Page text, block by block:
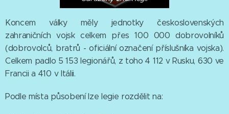
Koncem války měly jednotky československých
zahraničních vojsk celkem přes 100 000 dobrovolníků
(dobrovolců, bratrů - oficiální označení příslušníka vojska).
Celkem padlo 5 153 legionářů, z toho 4 112 v Rusku, 630 ve
Francii a 410 v Itálii.
Podle místa působení lze legie rozdělit na: